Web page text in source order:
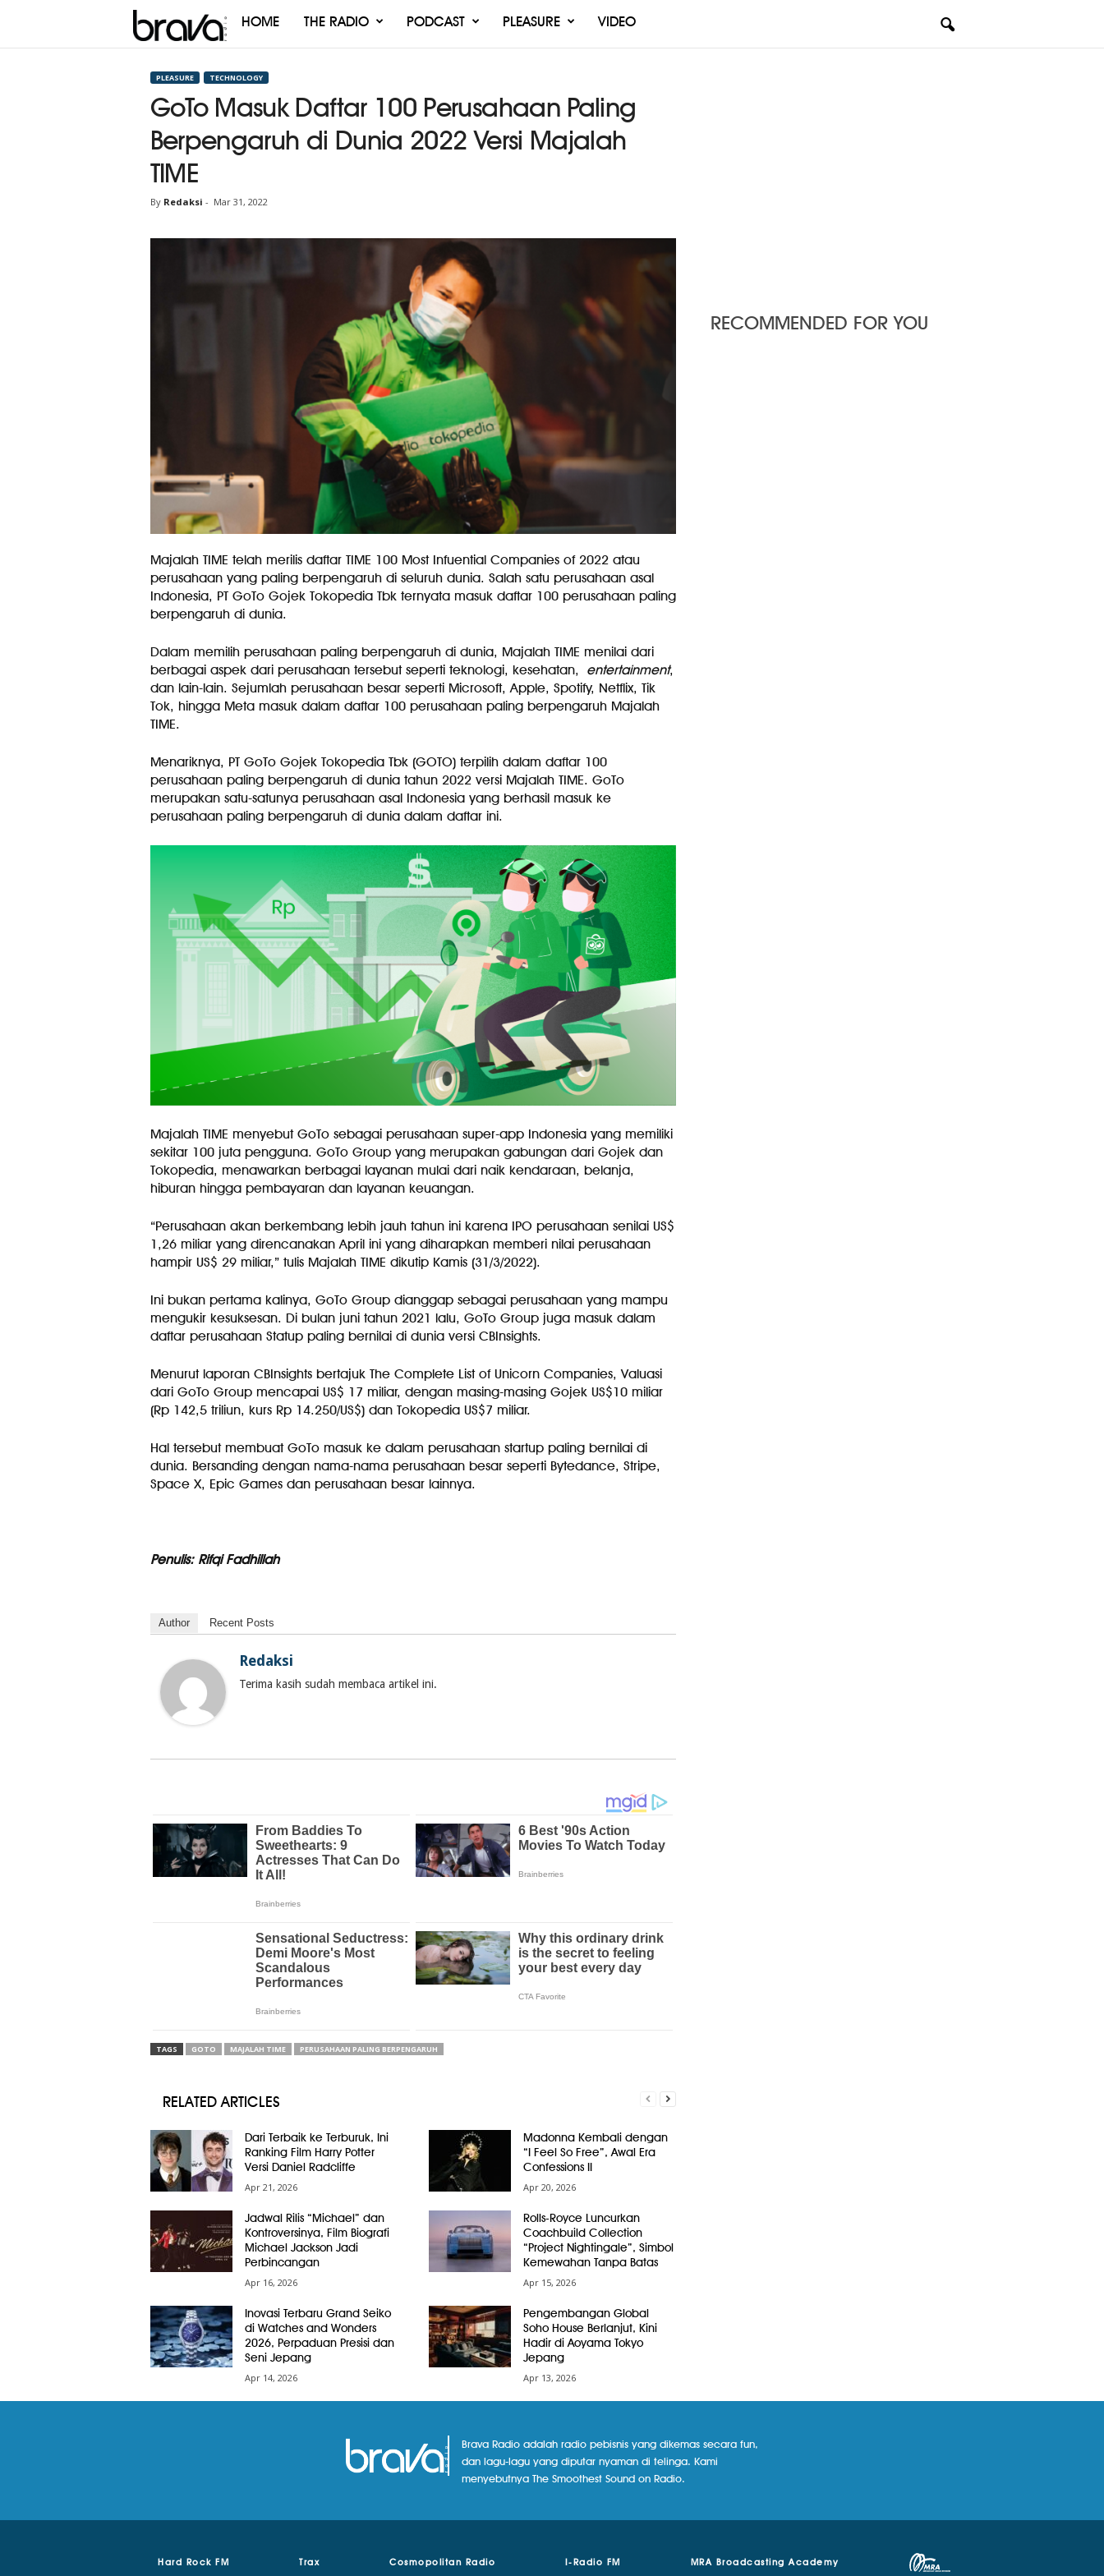
Brava
HOME THE RADIO PODCAST PLEASURE VIDEO
PLEASURE TECHNOLOGY
GoTo Masuk Daftar 100 Perusahaan Paling
Berpengaruh di Dunia 2022 Versi Majalah
TIME
By Redaksi - Mar 31, 2022
Majalah TIME telah merilis daftar TIME 100 Most Infuential Companies of 2022 atau
perusahaan yang paling berpengaruh di seluruh dunia. Salah satu perusahaan asal
Indonesia, PT GoTo Gojek Tokopedia Tbk ternyata masuk daftar 100 perusahaan paling
berpengaruh di dunia.
Dalam memilih perusahaan paling berpengaruh di dunia, Majalah TIME menilai dari
berbagai aspek dari perusahaan tersebut seperti teknologi, kesehatan, entertainment,
dan lain-lain. Sejumlah perusahaan besar seperti Microsoft, Apple, Spotify, Netflix, Tik
Tok, hingga Meta masuk dalam daftar 100 perusahaan paling berpengaruh Majalah
TIME.
Menariknya, PT GoTo Gojek Tokopedia Tbk (GOTO) terpilih dalam daftar 100
perusahaan paling berpengaruh di dunia tahun 2022 versi Majalah TIME. GoTo
merupakan satu-satunya perusahaan asal Indonesia yang berhasil masuk ke
perusahaan paling berpengaruh di dunia dalam daftar ini.
Majalah TIME menyebut GoTo sebagai perusahaan super-app Indonesia yang memiliki
sekitar 100 juta pengguna. GoTo Group yang merupakan gabungan dari Gojek dan
Tokopedia, menawarkan berbagai layanan mulai dari naik kendaraan, belanja,
hiburan hingga pembayaran dan layanan keuangan.
“Perusahaan akan berkembang lebih jauh tahun ini karena IPO perusahaan senilai US$
1,26 miliar yang direncanakan April ini yang diharapkan memberi nilai perusahaan
hampir US$ 29 miliar,” tulis Majalah TIME dikutip Kamis (31/3/2022).
Ini bukan pertama kalinya, GoTo Group dianggap sebagai perusahaan yang mampu
mengukir kesuksesan. Di bulan juni tahun 2021 lalu, GoTo Group juga masuk dalam
daftar perusahaan Statup paling bernilai di dunia versi CBInsights.
Menurut laporan CBInsights bertajuk The Complete List of Unicorn Companies, Valuasi
dari GoTo Group mencapai US$ 17 miliar, dengan masing-masing Gojek US$10 miliar
(Rp 142,5 triliun, kurs Rp 14.250/US$) dan Tokopedia US$7 miliar.
Hal tersebut membuat GoTo masuk ke dalam perusahaan startup paling bernilai di
dunia. Bersanding dengan nama-nama perusahaan besar seperti Bytedance, Stripe,
Space X, Epic Games dan perusahaan besar lainnya.
Penulis: Rifqi Fadhillah
Author Recent Posts
Redaksi
Terima kasih sudah membaca artikel ini.
TAGS GOTO MAJALAH TIME PERUSAHAAN PALING BERPENGARUH
RELATED ARTICLES
Dari Terbaik ke Terburuk, Ini
Ranking Film Harry Potter
Versi Daniel Radcliffe
Apr 21, 2026
Madonna Kembali dengan
“I Feel So Free”, Awal Era
Confessions II
Apr 20, 2026
Jadwal Rilis “Michael” dan
Kontroversinya, Film Biografi
Michael Jackson Jadi
Perbincangan
Apr 16, 2026
Rolls-Royce Luncurkan
Coachbuild Collection
“Project Nightingale”, Simbol
Kemewahan Tanpa Batas
Apr 15, 2026
Inovasi Terbaru Grand Seiko
di Watches and Wonders
2026, Perpaduan Presisi dan
Seni Jepang
Apr 14, 2026
Pengembangan Global
Soho House Berlanjut, Kini
Hadir di Aoyama Tokyo
Jepang
Apr 13, 2026
RECOMMENDED FOR YOU
Brava Radio adalah radio pebisnis yang dikemas secara fun,
dan lagu-lagu yang diputar nyaman di telinga. Kami
menyebutnya The Smoothest Sound on Radio.
Hard Rock FM Trax Cosmopolitan Radio I-Radio FM MRA Broadcasting Academy